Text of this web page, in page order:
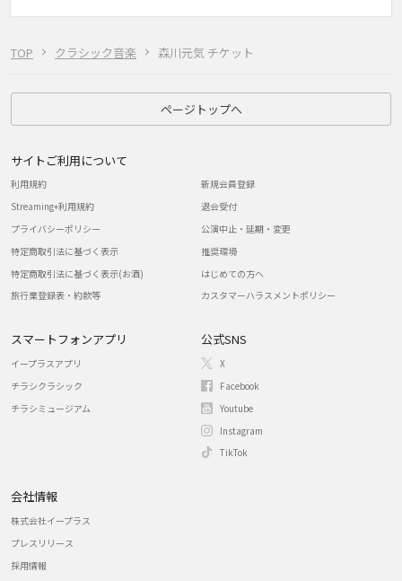
TOP クラシック音楽 森川元気 チケット
ページトップへ
サイトご利用について
利用規約
Streaming+利用規約
プライバシーポリシー
特定商取引法に基づく表示
特定商取引法に基づく表示(お酒)
旅行業登録表・約款等
新規会員登録
退会受付
公演中止・延期・変更
推奨環境
はじめての方へ
カスタマーハラスメントポリシー
スマートフォンアプリ
イープラスアプリ
チラシクラシック
チラシミュージアム
公式SNS
X
Facebook
Youtube
Instagram
TikTok
会社情報
株式会社イープラス
プレスリリース
採用情報